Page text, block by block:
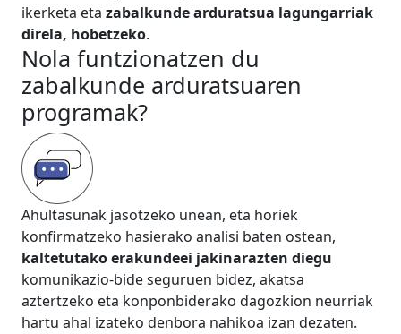
ikerketa eta zabalkunde arduratsua lagungarriak
direla, hobetzeko.
Nola funtzionatzen du
zabalkunde arduratsuaren
programak?
Ahultasunak jasotzeko unean, eta horiek
konfirmatzeko hasierako analisi baten ostean,
kaltetutako erakundeei jakinarazten diegu
komunikazio-bide seguruen bidez, akatsa
aztertzeko eta konponbiderako dagozkion neurriak
hartu ahal izateko denbora nahikoa izan dezaten.